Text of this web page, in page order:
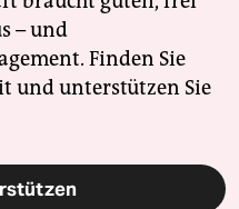
– und
Finden Sie
und unterstützen Sie